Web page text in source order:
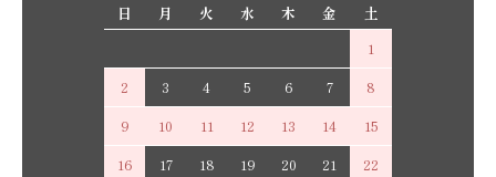
日
月 火 水 木 金
土
1
2
3 4 5 6 7
8
9
10 11 12 13 14
15
16
17 18 19 20 21
22